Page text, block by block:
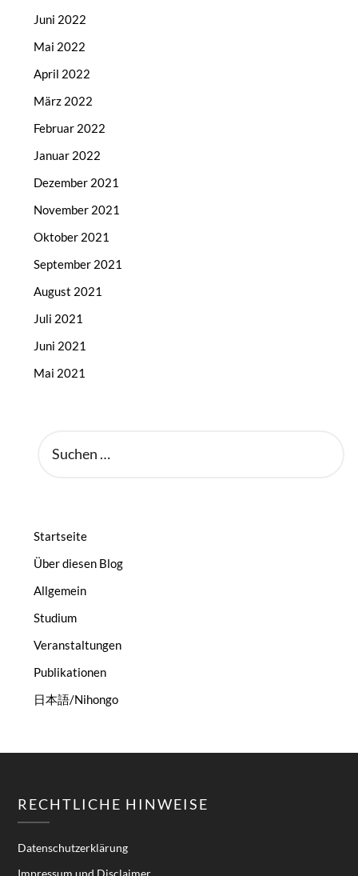
Juni 2022
Mai 2022
April 2022
März 2022
Februar 2022
Januar 2022
Dezember 2021
November 2021
Oktober 2021
September 2021
August 2021
Juli 2021
Juni 2021
Mai 2021
NACH:
Startseite
Über diesen Blog
Allgemein
Studium
Veranstaltungen
Publikationen
日本語/Nihongo
RECHTLICHE HINWEISE
Datenschutzerklärung
Impressum und Disclaimer